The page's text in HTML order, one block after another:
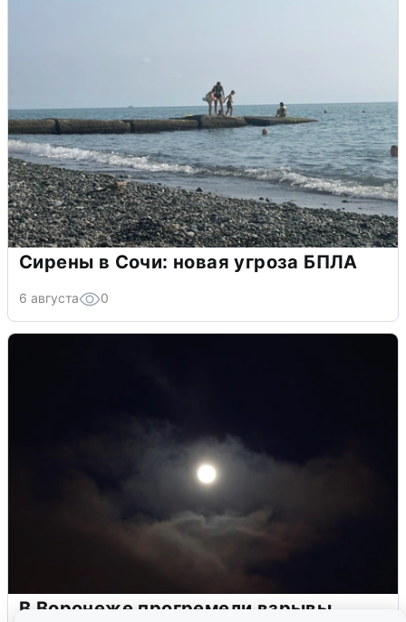
Сирены в Сочи: новая угроза БПЛА
6 августа 0
В Воронеже прогремели взрывы